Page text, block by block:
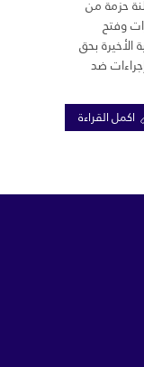
حزمة من
وفتح
الأخيرة بحق
ضد
اكمل القراءة